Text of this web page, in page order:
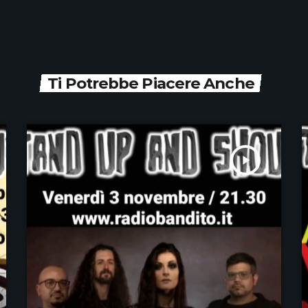
Ti Potrebbe Piacere Anche
play_arrow